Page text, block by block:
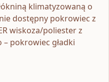
klimatyzowaną o
dostępny pokrowiec z
wiskoza/poliester z
pokrowiec gładki